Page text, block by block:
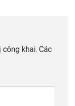
khai. Các